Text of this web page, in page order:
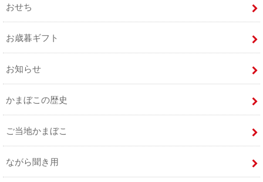
おせち
お歳暮ギフト
お知らせ
かまぼこの歴史
ご当地かまぼこ
ながら聞き用